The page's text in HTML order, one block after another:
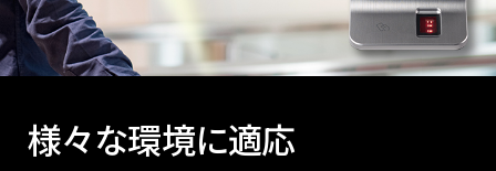
様々な環境に適応